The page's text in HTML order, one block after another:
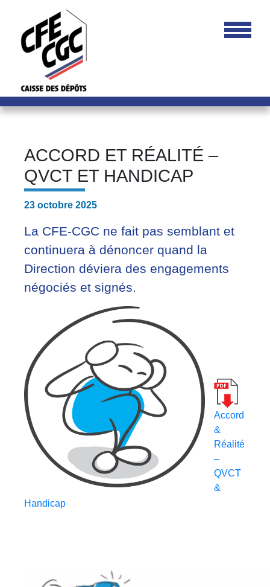
ACCORD ET RÉALITÉ –
QVCT ET HANDICAP
23 octobre 2025
La CFE-CGC ne fait pas semblant et
continuera à dénoncer quand la
Direction déviera des engagements
négociés et signés.
Accord
&
Réalité
–
QVCT
&
Handicap